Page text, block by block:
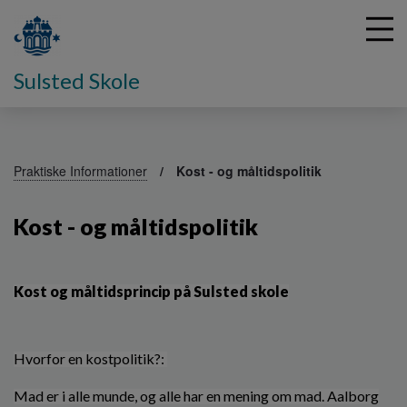
Sulsted Skole
Praktiske Informationer Kost - og måltidspolitik
Kost - og måltidspolitik
Kost og måltidsprincip på Sulsted skole
Hvorfor en kostpolitik?:
Mad er i alle munde, og alle har en mening om mad. Aalborg